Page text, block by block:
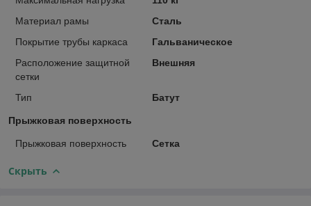
Материал рамы
Сталь
Покрытие трубы каркаса
Гальваническое
Расположение защитной
сетки
Внешняя
Тип Батут
Прыжковая поверхность
Прыжковая поверхность Сетка
Скрыть